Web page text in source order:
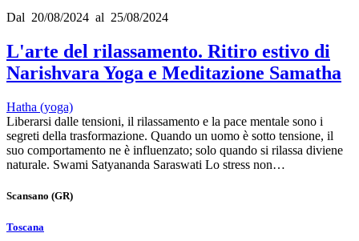
Dal 20/08/2024 al 25/08/2024
L'arte del rilassamento. Ritiro estivo di
Narishvara Yoga e Meditazione Samatha
Hatha (yoga)
Liberarsi dalle tensioni, il rilassamento e la pace mentale sono i
segreti della trasformazione. Quando un uomo è sotto tensione, il
suo comportamento ne è influenzato; solo quando si rilassa diviene
naturale. Swami Satyananda Saraswati Lo stress non…
Scansano (GR)
Toscana